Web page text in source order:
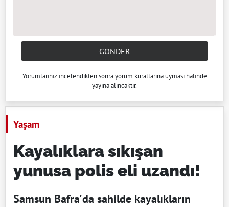
GÖNDER
Yorumlarınız incelendikten sonrayorum kurallarına uyması halinde
yayına alıncaktır.
Yaşam
Kayalıklara sıkışan
yunusa polis eli uzandı!
Samsun Bafra'da sahilde kayalıkların